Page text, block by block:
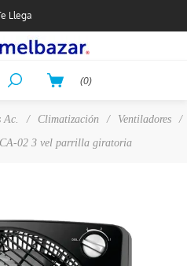
Llega
(0)
Ac. / Climatización / Ventiladores
/
02 3 vel parrilla giratoria